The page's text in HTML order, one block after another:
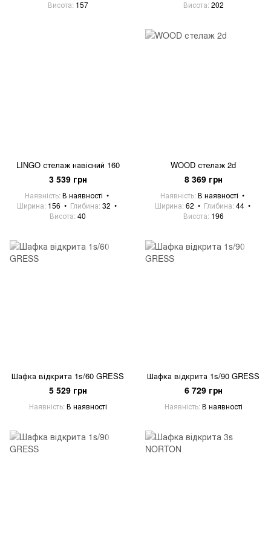
Висота 157
Висота 202
LINGO стелаж навісний 160
3 539 грн
Наявність В наявності
Ширина 156 Глибина 32
Висота 40
WOOD стелаж 2d
8 369 грн
Наявність В наявності
Ширина 62 Глибина 44
Висота 196
Шафка відкрита 1s/60 GRESS
5 529 грн
Наявність В наявності
Шафка відкрита 1s/90 GRESS
6 729 грн
Наявність В наявності